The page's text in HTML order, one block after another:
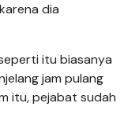
dia
itu biasanya
jam pulang
itu, pejabat sudah